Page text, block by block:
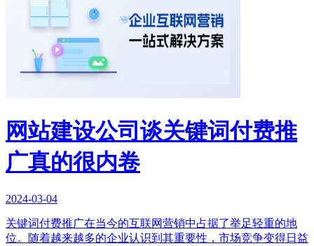
网站建设公司谈关键词付费推
广真的很内卷
2024-03-04
关键词付费推广在当今的互联网营销中占据了举足轻重的地
位。随着越来越多的企业认识到其重要性，市场竞争变得日益